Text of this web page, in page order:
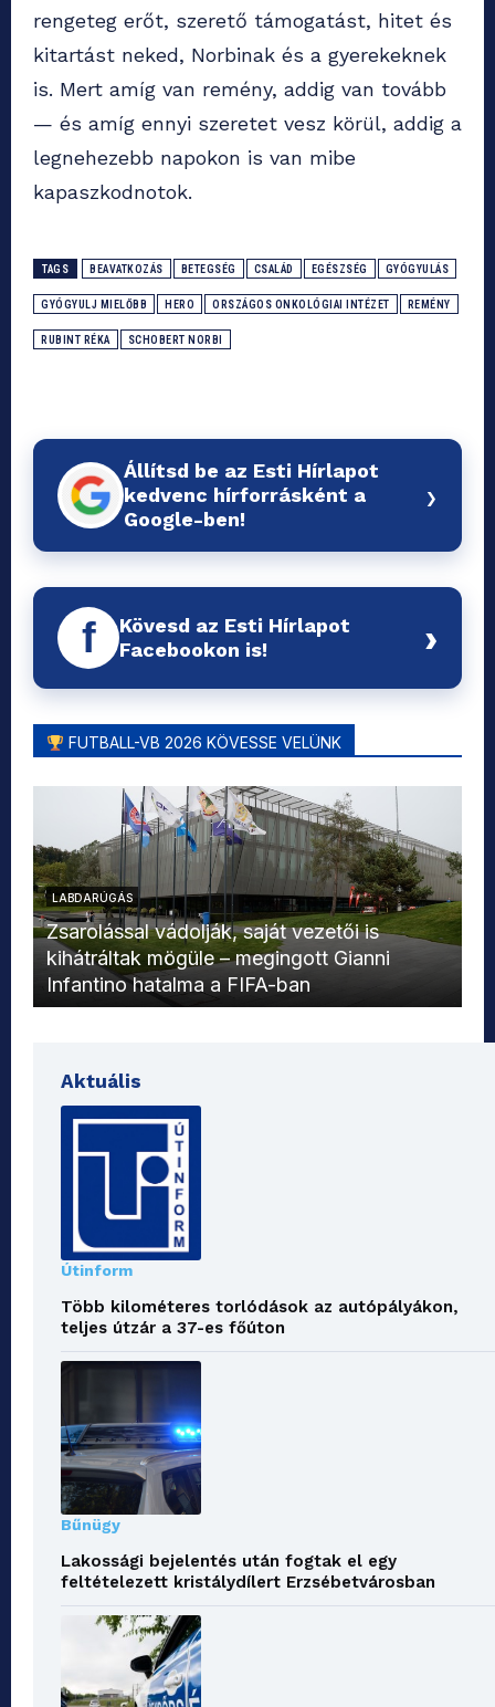
rengeteg erőt, szerető támogatást, hitet és
kitartást neked, Norbinak és a gyerekeknek
is. Mert amíg van remény, addig van tovább
— és amíg ennyi szeretet vesz körül, addig a
legnehezebb napokon is van mibe
kapaszkodnotok.
TAGS BEAVATKOZÁS BETEGSÉG CSALÁD EGÉSZSÉG GYÓGYULÁS
GYÓGYULJ MIELŐBB HERO ORSZÁGOS ONKOLÓGIAI INTÉZET REMÉNY
RUBINT RÉKA SCHOBERT NORBI
Állítsd be az Esti Hírlapot
kedvenc hírforrásként a
Google-ben!
›
f
Kövesd az Esti Hírlapot
Facebookon is!
›
FUTBALL-VB 2026 KÖVESSE VELÜNK
LABDARÚGÁS
Zsarolással vádolják, saját vezetői is
kihátráltak mögüle – megingott Gianni
Infantino hatalma a FIFA-ban
Aktuális
Útinform
Több kilométeres torlódások az autópályákon,
teljes útzár a 37-es főúton
Bűnügy
Lakossági bejelentés után fogtak el egy
feltételezett kristálydílert Erzsébetvárosban